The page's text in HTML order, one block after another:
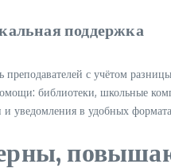
поддержка
с учётом
библиотеки, школьные
в удобных